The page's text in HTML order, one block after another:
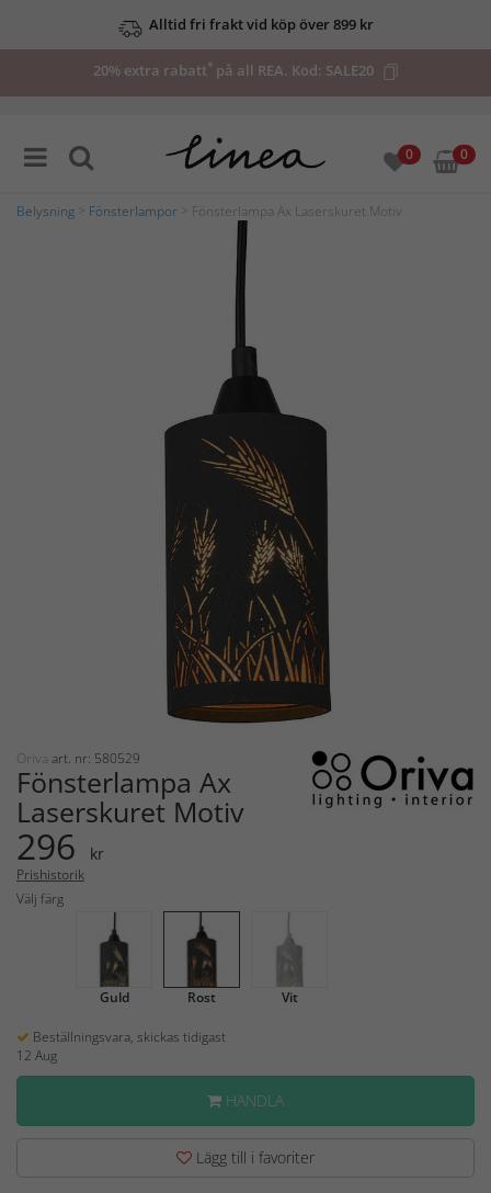
Alltid fri frakt vid köp över 899 kr
20% extra rabatt*på all REA. Kod: SALE20
0 0
Belysning Fönsterlampor > Fönsterlampa Ax Laserskuret Motiv
Oriva art. nr: 580529
Fönsterlampa Ax
Laserskuret Motiv
296 kr
Prishistorik
Välj färg
Guld Rost Vit
Beställningsvara, skickas tidigast
12 Aug
HANDLA
Lägg till i favoriter